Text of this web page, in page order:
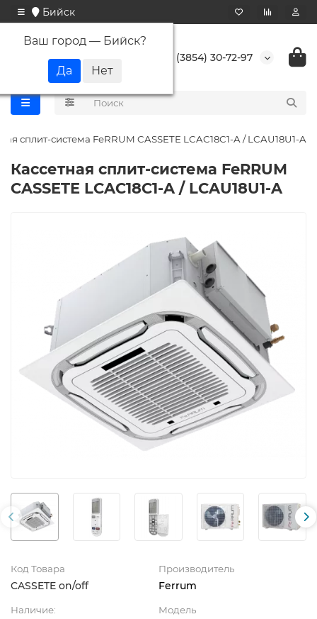
Бийск
Ваш город — Бийск?
+7 (3854) 30-72-97
сплит-система FeRRUM CASSETE LCAC18C1-A / LCAU18U1-A
Кассетная сплит-система FeRRUM
CASSETE LCAC18C1-A / LCAU18U1-A
Код Товара
CASSETE on/off
Производитель
Ferrum
Наличие: Модель